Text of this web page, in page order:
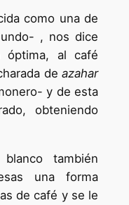
como una de
, nos dice
óptima, al café
deazahar
y de esta
obteniendo
también
una forma
de café y se le